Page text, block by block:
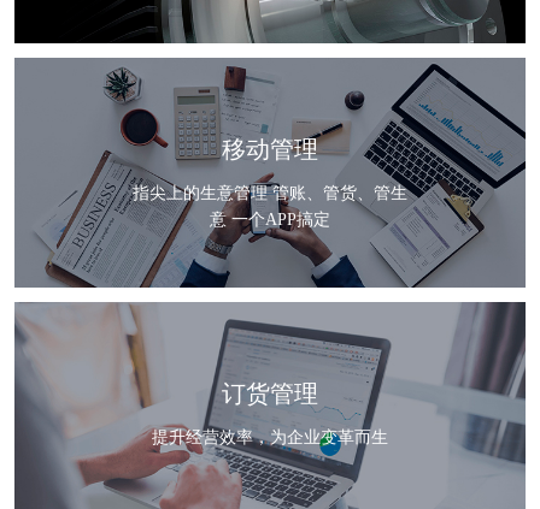
移动管理
指尖上的生意管理 管账、管货、管生
意 一个APP搞定
订货管理
提升经营效率，为企业变革而生